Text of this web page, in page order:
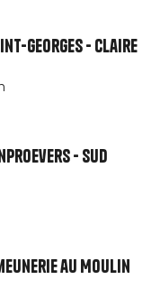
Georges - Claire
- Sud
au Moulin